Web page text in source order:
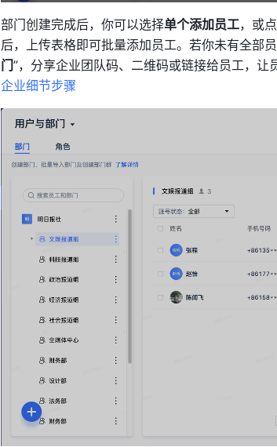
部门创建完成后，你可以选择单个添加员工，或
后，上传表格即可批量添加员工。若你未有全部
门”，分享企业团队码、二维码或链接给员工，让
企业细节步骤